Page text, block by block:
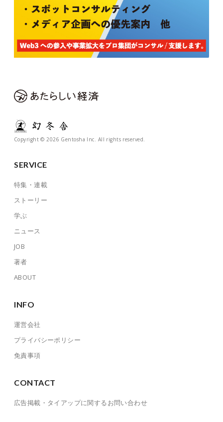
Copyright © 2026 Gentosha Inc. All rights reserved.
SERVICE
特集・連載
ストーリー
学ぶ
ニュース
JOB
著者
ABOUT
INFO
運営会社
プライバシーポリシー
免責事項
CONTACT
広告掲載・タイアップに関するお問い合わせ